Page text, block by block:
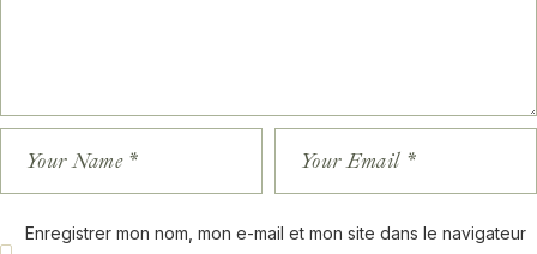
Enregistrer mon nom, mon e-mail et mon site dans le navigateur